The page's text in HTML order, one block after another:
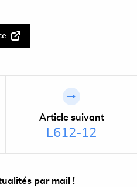
Article suivant
L612-12
par mail !